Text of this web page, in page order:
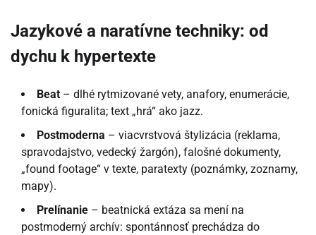
Jazykové a naratívne techniky: od
dychu k hypertexte
Beat – dlhé rytmizované vety, anafory, enumerácie,
fonická figuralita; text „hrá“ ako jazz.
Postmoderna – viacvrstvová štylizácia (reklama,
spravodajstvo, vedecký žargón), falošné dokumenty,
„found footage“ v texte, paratexty (poznámky, zoznamy,
mapy).
Prelínanie – beatnická extáza sa mení na
postmoderný archív: spontánnosť prechádza do